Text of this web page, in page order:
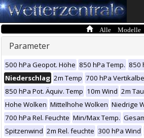
Alle Modelle
Parameter
500 hPa Geopot. Höhe 850 hPa Temp. 850
Niederschlag 2m Temp 700 hPa
850 hPa Pot. Äquiv. Temp 10m Wind 2m
Hohe Wolken Mittelhohe Wolken Niedrige
700 hPa Rel. Feuchte Min/Max Temp.
Spitzenwind 2m Rel. feuchte 300 hPa Wind